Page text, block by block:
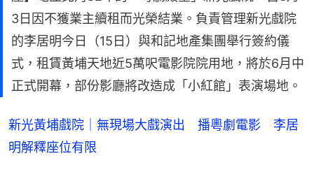
3日因不獲業主續租而光榮結業。負責管理新光戲院
的李居明今日（15日）與和記地產集團舉行簽約儀
式，租賃黃埔天地近5萬呎電影院院用地，將於6月中
正式開幕，部份影廳將改造成「小紅館」表演場地。
新光黃埔戲院｜無現場大戲演出 播粵劇電影 李居
明解釋座位有限